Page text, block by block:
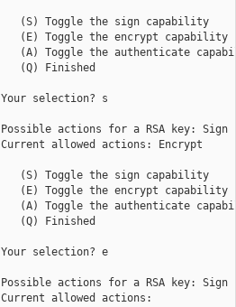
   (S) Toggle the sign capability
   (E) Toggle the encrypt capability
(A) Toggle the authenticate
   (Q) Finished
Your selection? s
Current allowed actions: Encrypt
   (S) Toggle the sign capability
   (E) Toggle the encrypt capability
(A) Toggle the authenticate
   (Q) Finished
Your selection? e
Current allowed actions: